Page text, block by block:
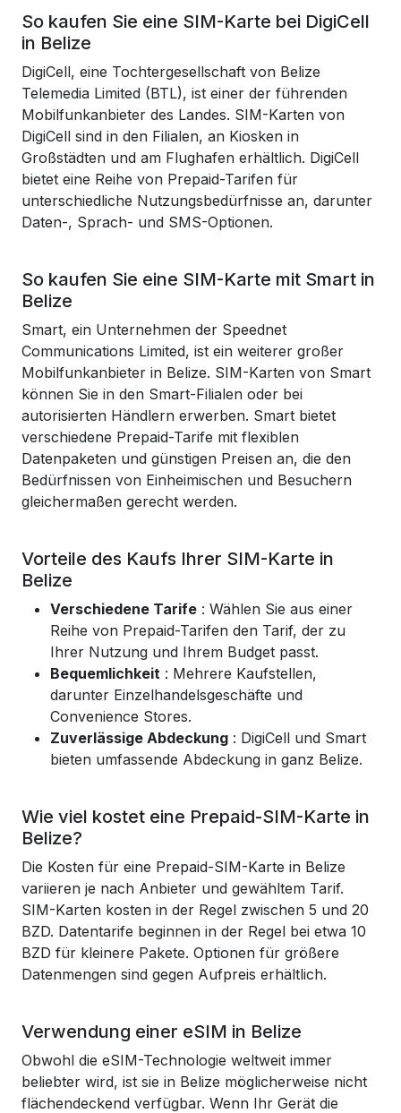
So kaufen Sie eine SIM-Karte bei DigiCell
in Belize
DigiCell, eine Tochtergesellschaft von Belize
Telemedia Limited (BTL), ist einer der führenden
Mobilfunkanbieter des Landes. SIM-Karten von
DigiCell sind in den Filialen, an Kiosken in
Großstädten und am Flughafen erhältlich. DigiCell
bietet eine Reihe von Prepaid-Tarifen für
unterschiedliche Nutzungsbedürfnisse an, darunter
Daten-, Sprach- und SMS-Optionen.
So kaufen Sie eine SIM-Karte mit Smart in
Belize
Smart, ein Unternehmen der Speednet
Communications Limited, ist ein weiterer großer
Mobilfunkanbieter in Belize. SIM-Karten von Smart
können Sie in den Smart-Filialen oder bei
autorisierten Händlern erwerben. Smart bietet
verschiedene Prepaid-Tarife mit flexiblen
Datenpaketen und günstigen Preisen an, die den
Bedürfnissen von Einheimischen und Besuchern
gleichermaßen gerecht werden.
Vorteile des Kaufs Ihrer SIM-Karte in
Belize
Verschiedene Tarife : Wählen Sie aus einer
Reihe von Prepaid-Tarifen den Tarif, der zu
Ihrer Nutzung und Ihrem Budget passt.
Bequemlichkeit : Mehrere Kaufstellen,
darunter Einzelhandelsgeschäfte und
Convenience Stores.
Zuverlässige Abdeckung : DigiCell und Smart
bieten umfassende Abdeckung in ganz Belize.
Wie viel kostet eine Prepaid-SIM-Karte in
Belize?
Die Kosten für eine Prepaid-SIM-Karte in Belize
variieren je nach Anbieter und gewähltem Tarif.
SIM-Karten kosten in der Regel zwischen 5 und 20
BZD. Datentarife beginnen in der Regel bei etwa 10
BZD für kleinere Pakete. Optionen für größere
Datenmengen sind gegen Aufpreis erhältlich.
Verwendung einer eSIM in Belize
Obwohl die eSIM-Technologie weltweit immer
beliebter wird, ist sie in Belize möglicherweise nicht
flächendeckend verfügbar. Wenn Ihr Gerät die